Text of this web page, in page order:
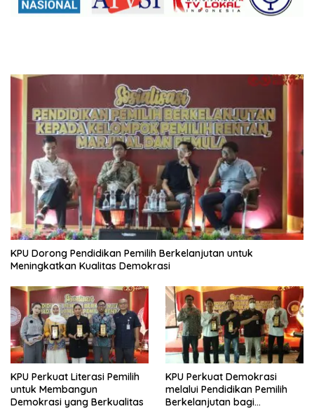
KPU Dorong Pendidikan Pemilih Berkelanjutan untuk
Meningkatkan Kualitas Demokrasi
KPU Perkuat Literasi Pemilih
untuk Membangun
Demokrasi yang Berkualitas
KPU Perkuat Demokrasi
melalui Pendidikan Pemilih
Berkelanjutan bagi